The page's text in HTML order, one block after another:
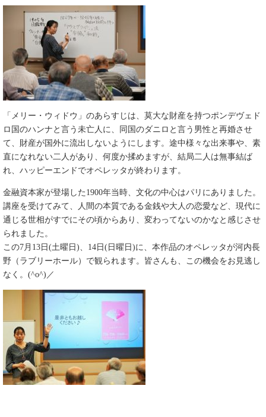
「メリー・ウィドウ」のあらすじは、莫大な財産を持つポンデヴェド
ロ国のハンナと言う未亡人に、同国のダニロと言う男性と再婚させ
て、財産が国外に流出しないようにします。途中様々な出来事や、素
直になれない二人があり、何度か揉めますが、結局二人は無事結ば
れ、ハッピーエンドでオペレッタが終わります。
金融資本家が登場した1900年当時、文化の中心はパリにありました。
講座を受けてみて、人間の本質である金銭や大人の恋愛など、現代に
通じる世相がすでにその頃からあり、変わってないのかなと感じさせ
られました。
この7月13日(土曜日)、14日(日曜日)に、本作品のオペレッタが河内長
野（ラブリーホール）で観られます。皆さんも、この機会をお見逃し
なく。(^o^)／